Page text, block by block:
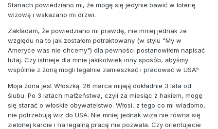
Stanach powiedziano mi, że mogę się jedynie bawić w loterię
wizową i wskazano mi drzwi.
Zakładam, że powiedziano mi prawdę, nie mniej jednak ze
względu na to jak zostałem potraktowany (w stylu "My w
Ameryce was nie chcemy") dla pewności postanowiłem napisać
tutaj. Czy istnieje dla mnie jakikolwiek inny sposób, abyśmy
wspólnie z żoną mogli legalnie zamieszkać i pracować w USA?
Moja żona jest Włoszką. 26 marca mijają dokładnie 3 lata od
ślubu. Po 3 latach małżeństwa, czyli za miesiąc z hakiem, mogę
się starać o włoskie obywatelstwo. Włosi, z tego co mi wiadomo,
nie potrzebują wiz do USA. Nie mniej jednak wiza nie równa się
zielonej karcie i na legalną pracę nie pozwala. Czy orientujecie